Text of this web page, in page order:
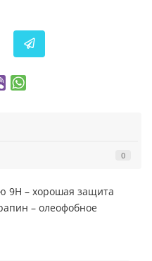
0
9Н – хорошая защита
– олеофобное